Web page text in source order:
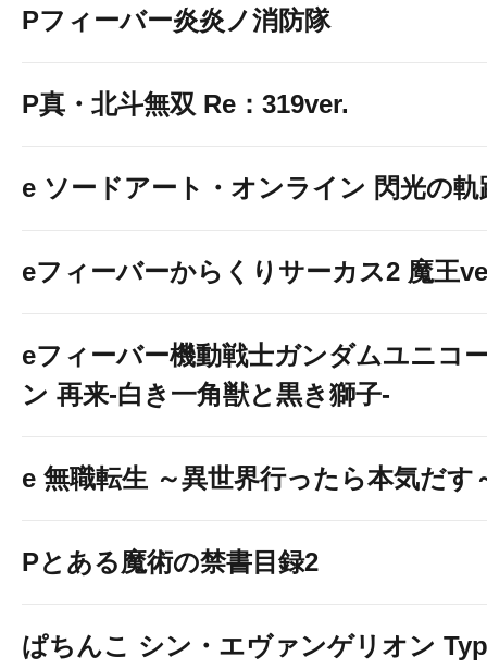
Pフィーバー炎炎ノ消防隊
P真・北斗無双 Re：319ver.
e ソードアート・オンライン 閃光の軌
eフィーバーからくりサーカス2 魔王
eフィーバー機動戦士ガンダムユニコ
ン 再来-白き一角獣と黒き獅子-
e 無職転生 ～異世界行ったら本気だす
Pとある魔術の禁書目録2
ぱちんこ シン・エヴァンゲリオン